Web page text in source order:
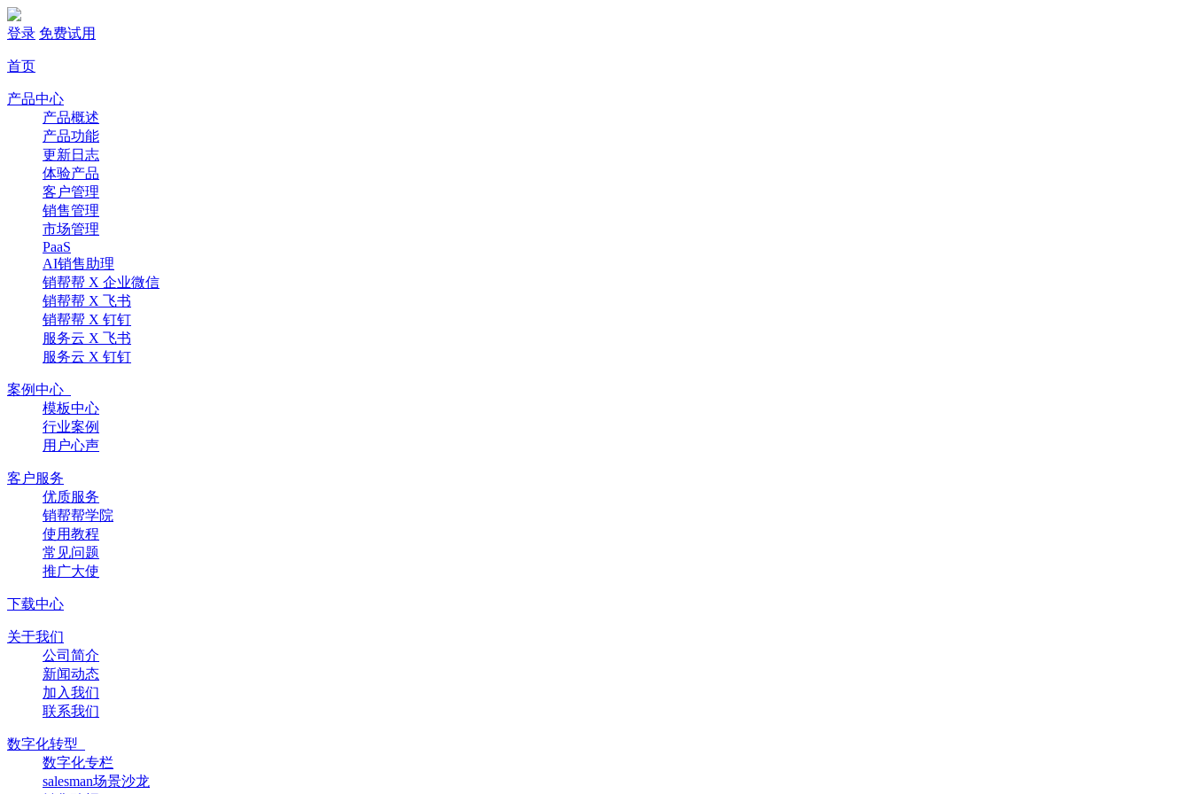
登录 免费试用
首页
产品中心
产品概述
产品功能
更新日志
体验产品
客户管理
销售管理
市场管理
PaaS
AI销售助理
销帮帮 X 企业微信
销帮帮 X 飞书
销帮帮 X 钉钉
服务云 X 飞书
服务云 X 钉钉
案例中心
模板中心
行业案例
用户心声
客户服务
优质服务
销帮帮学院
使用教程
常见问题
推广大使
下载中心
关于我们
公司简介
新闻动态
加入我们
联系我们
数字化转型
数字化专栏
salesman场景沙龙